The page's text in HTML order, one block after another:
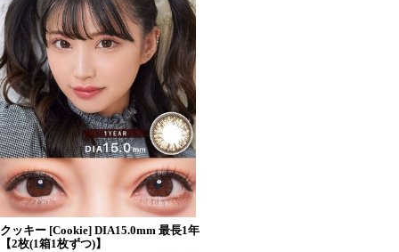
クッキー [Cookie] DIA15.0mm 最長1年
【2枚(1箱1枚ずつ)】